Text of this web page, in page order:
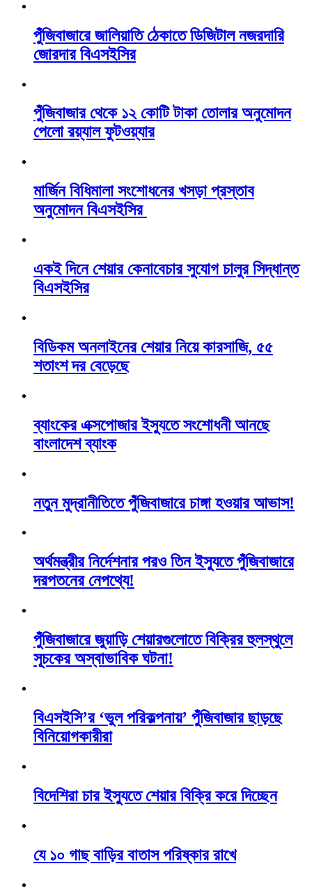
পুঁজিবাজারে জালিয়াতি ঠেকাতে ডিজিটাল নজরদারি
জোরদার বিএসইসির
পুঁজিবাজার থেকে ১২ কোটি টাকা তোলার অনুমোদন
পেলো রয়্যাল ফুটওয়্যার
মার্জিন বিধিমালা সংশোধনের খসড়া প্রস্তাব
অনুমোদন বিএসইসির
একই দিনে শেয়ার কেনাবেচার সুযোগ চালুর সিদ্ধান্ত
বিএসইসির
বিডিকম অনলাইনের শেয়ার নিয়ে কারসাজি, ৫৫
শতাংশ দর বেড়েছে
ব্যাংকের এক্সপোজার ইস্যুতে সংশোধনী আনছে
বাংলাদেশ ব্যাংক
নতুন মুদ্রানীতিতে পুঁজিবাজারে চাঙ্গা হওয়ার আভাস!
অর্থমন্ত্রীর নির্দেশনার পরও তিন ইস্যুতে পুঁজিবাজারে
দরপতনের নেপথ্যে!
পুঁজিবাজারে জুয়াড়ি শেয়ারগুলোতে বিক্রির হুলস্থুলে
সূচকের অস্বাভাবিক ঘটনা!
বিএসইসি’র ‘ভুল পরিকল্পনায়’ পুঁজিবাজার ছাড়ছে
বিনিয়োগকারীরা
বিদেশিরা চার ইস্যুতে শেয়ার বিক্রি করে দিচ্ছেন
যে ১০ গাছ বাড়ির বাতাস পরিষ্কার রাখে